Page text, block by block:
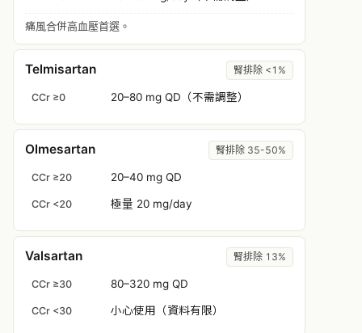
痛風合併高血壓首選。
Telmisartan 腎排除 <1%
CCr ≥0 20–80 mg QD（不需調整）
Olmesartan 腎排除 35-50%
CCr ≥20 20–40 mg QD
CCr <20 極量 20 mg/day
Valsartan 腎排除 13%
CCr ≥30 80–320 mg QD
CCr <30 小心使用（資料有限）